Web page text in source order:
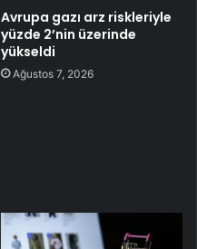
Avrupa gazı arz riskleriyle
yüzde 2’nin üzerinde
yükseldi
Ağustos 7, 2026